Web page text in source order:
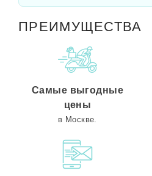
ПРЕИМУЩЕСТВА
Самые выгодные
цены
в Москве.